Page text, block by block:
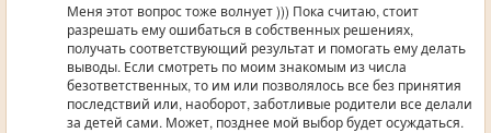
Меня этот вопрос тоже волнует ))) Пока считаю, стоит
разрешать ему ошибаться в собственных решениях,
получать соответствующий результат и помогать ему делать
выводы. Если смотреть по моим знакомым из числа
безответственных, то им или позволялось все без принятия
последствий или, наоборот, заботливые родители все делали
за детей сами. Может, позднее мой выбор будет осуждаться.